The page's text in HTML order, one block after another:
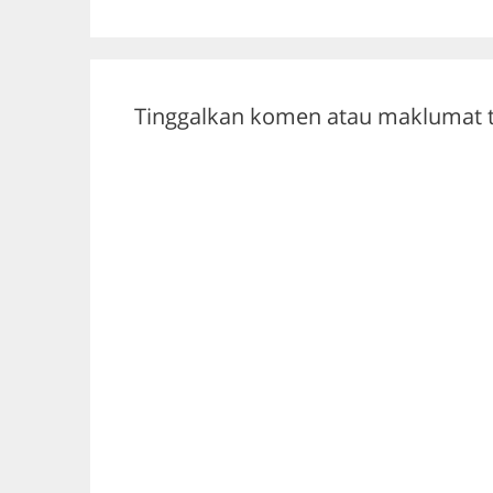
Tinggalkan komen atau maklumat